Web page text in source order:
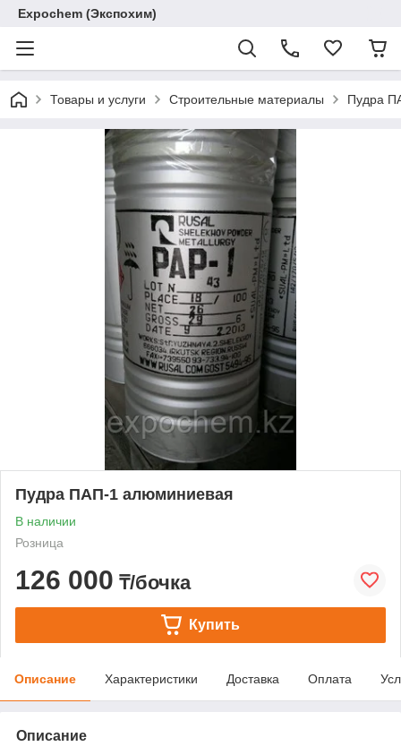
Expochem (Экспохим)
Товары и услуги Строительные материалы Пудра
Пудра ПАП-1 алюминиевая
В наличии
Розница
126 000 ₸/бочка
Купить
Описание Характеристики Доставка Оплата
Описание